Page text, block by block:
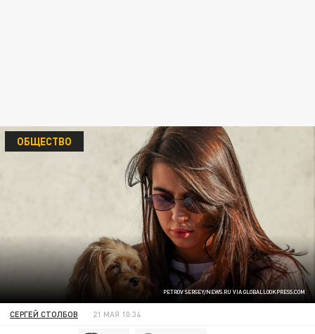
PETROV SERGEY/NEWS.RU VIA GLOBALLOOKPRESS.COM
ОБЩЕСТВО
СЕРГЕЙ СТОЛБОВ 21 МАЯ 10:34